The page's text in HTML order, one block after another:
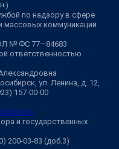
по надзору в сфере
массовых коммуникаций
№ ФС 77—84683
ответственностью
ул. Ленина, д. 12,
157-00-00
и государственных
200-03-83 (доб.3)